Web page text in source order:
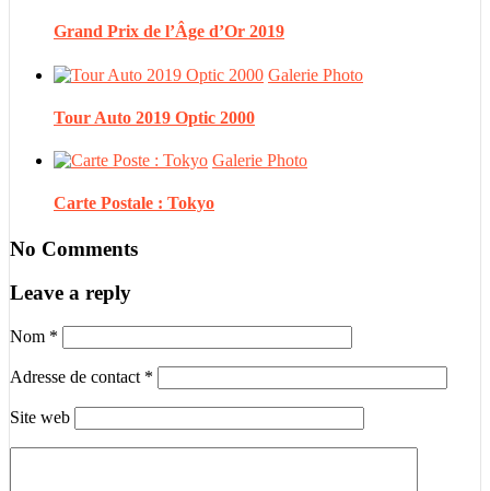
Grand Prix de l’Âge d’Or 2019
Galerie Photo
Tour Auto 2019 Optic 2000
Galerie Photo
Carte Postale : Tokyo
No Comments
Leave a reply
Nom *
Adresse de contact *
Site web